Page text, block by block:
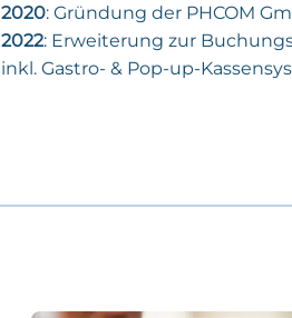
2020: Gründung der PHCOM
2022: Erweiterung zur
inkl. Gastro- & Pop-up-